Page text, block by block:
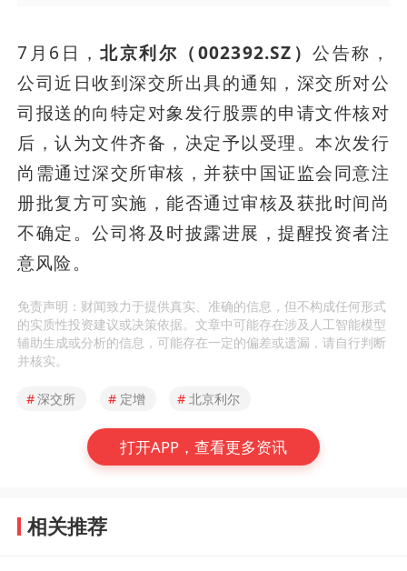
7月6日，北京利尔（002392.SZ）公告称，
公司近日收到深交所出具的通知，深交所对公
司报送的向特定对象发行股票的申请文件核对
后，认为文件齐备，决定予以受理。本次发行
尚需通过深交所审核，并获中国证监会同意注
册批复方可实施，能否通过审核及获批时间尚
不确定。公司将及时披露进展，提醒投资者注
意风险。
免责声明：财闻致力于提供真实、准确的信息，但不构成任何形式
的实质性投资建议或决策依据。文章中可能存在涉及人工智能模型
辅助生成或分析的信息，可能存在一定的偏差或遗漏，请自行判断
并核实。
#深交所 # 定增 # 北京利尔
打开APP，查看更多资讯
相关推荐